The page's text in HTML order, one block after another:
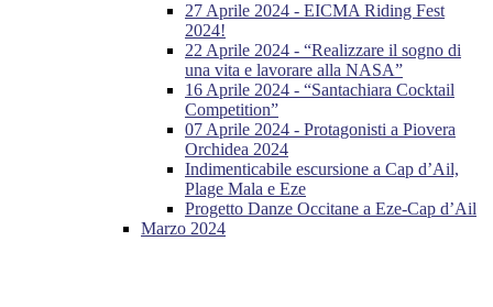
27 Aprile 2024 - EICMA Riding Fest
2024!
22 Aprile 2024 - “Realizzare il sogno di
una vita e lavorare alla NASA”
16 Aprile 2024 - “Santachiara Cocktail
Competition”
07 Aprile 2024 - Protagonisti a Piovera
Orchidea 2024
Indimenticabile escursione a Cap d’Ail,
Plage Mala e Eze
Progetto Danze Occitane a Eze-Cap d’Ail
Marzo 2024